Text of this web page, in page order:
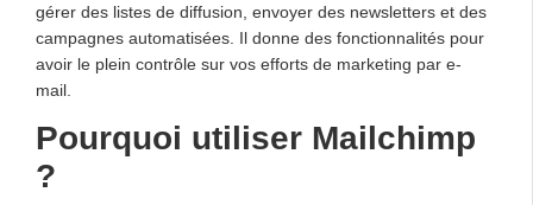
gérer des listes de diffusion, envoyer des newsletters et des
campagnes automatisées. Il donne des fonctionnalités pour
avoir le plein contrôle sur vos efforts de marketing par e-
mail.
Pourquoi utiliser Mailchimp
?